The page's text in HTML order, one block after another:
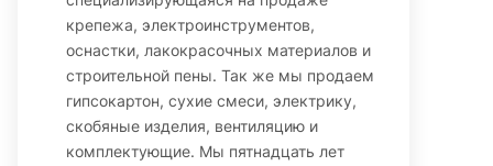
крепежа, электроинструментов,
оснастки, лакокрасочных материалов и
строительной пены. Так же мы продаем
гипсокартон, сухие смеси, электрику,
скобяные изделия, вентиляцию и
комплектующие. Мы пятнадцать лет